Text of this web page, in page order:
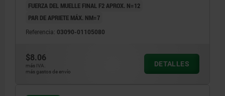
FUERZA DEL MUELLE FINAL F2 APROX. N=12
PAR DE APRIETE MÁX. NM=7
Referencia: 03090-01105080
$8.06
más IVA.
más gastos de envío
DETALLES